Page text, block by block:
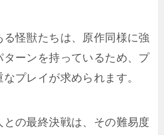
怪獣たちは、原作同様に強
ターンを持っているため、プ
プレイが求められます。
の最終決戦は、その難易度